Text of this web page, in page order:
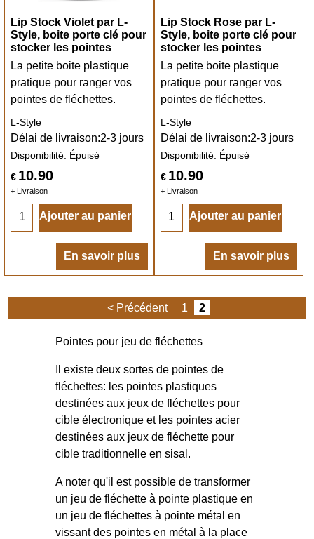
Lip Stock Violet par L-
Style, boite porte clé pour
stocker les pointes
La petite boite plastique
pratique pour ranger vos
pointes de fléchettes.
€ 10.90
+ Livraison
L-Style
Délai de livraison:2-3 jours
Disponibilité: Épuisé
Ajouter au panier
En savoir plus
Lip Stock Rose par L-
Style, boite porte clé pour
stocker les pointes
La petite boite plastique
pratique pour ranger vos
pointes de fléchettes.
€ 10.90
+ Livraison
L-Style
Délai de livraison:2-3 jours
Disponibilité: Épuisé
Ajouter au panier
En savoir plus
< Précédent 1 2
Pointes pour jeu de fléchettes
Il existe deux sortes de pointes de
fléchettes: les pointes plastiques
destinées aux jeux de fléchettes pour
cible électronique et les pointes acier
destinées aux jeux de fléchette pour
cible traditionnelle en sisal.
A noter qu'il est possible de transformer
un jeu de fléchette à pointe plastique en
un jeu de fléchettes à pointe métal en
vissant des pointes en métal à la place